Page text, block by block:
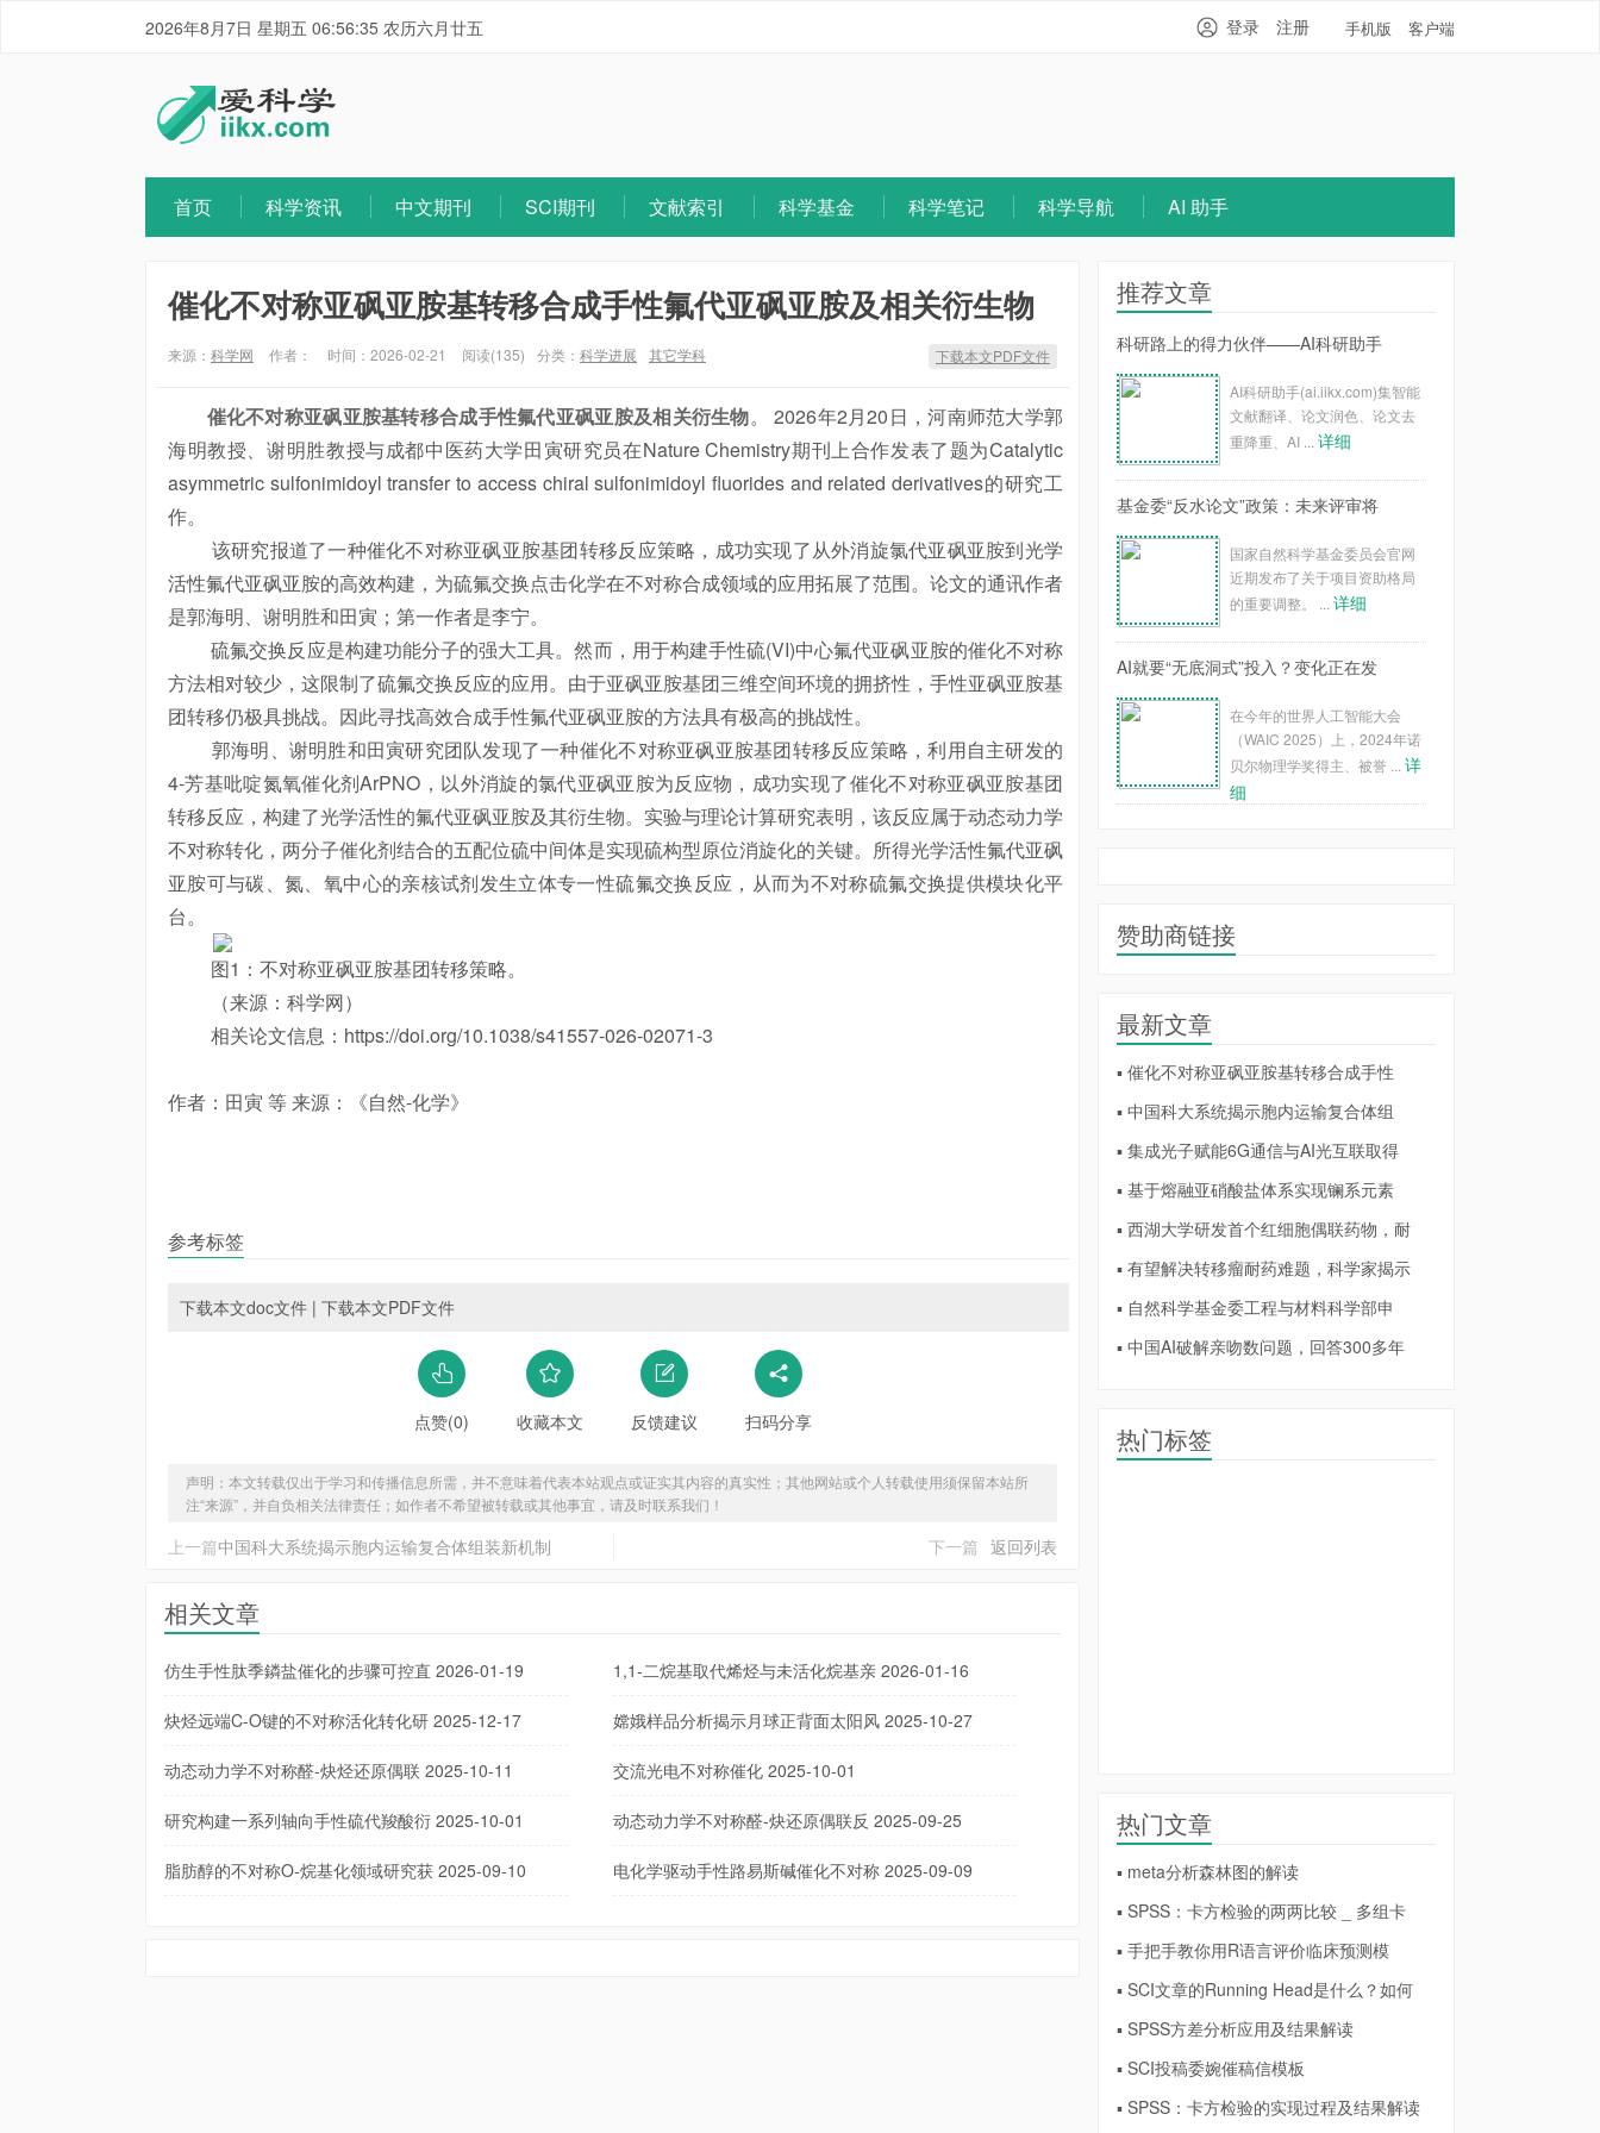
2026年8月7日 星期五 06:56:36 农历六月廿五 手机版 客户端
登录 注册
首页 科学资讯 中文期刊 SCI期刊 文献索引 科学基金 科学笔记 科学导航 AI 助手
催化不对称亚砜亚胺基转移合成手性氟代亚砜亚胺及相关衍生物
来源： 科学网 作者： 时间：2026-02-21 阅读(135) 分类： 科学进展 其它学科 下载本文PDF文件
催化不对称亚砜亚胺基转移合成手性氟代亚砜亚胺及相关衍生物。 2026年2月20日，河南师范大学郭
海明教授、谢明胜教授与成都中医药大学田寅研究员在Nature Chemistry期刊上合作发表了题为Catalytic
asymmetric sulfonimidoyl transfer to access chiral sulfonimidoyl fluorides and related derivatives的研究工
作。
该研究报道了一种催化不对称亚砜亚胺基团转移反应策略，成功实现了从外消旋氯代亚砜亚胺到光学
活性氟代亚砜亚胺的高效构建，为硫氟交换点击化学在不对称合成领域的应用拓展了范围。论文的通讯作者
是郭海明、谢明胜和田寅；第一作者是李宁。
硫氟交换反应是构建功能分子的强大工具。然而，用于构建手性硫(VI)中心氟代亚砜亚胺的催化不对称
方法相对较少，这限制了硫氟交换反应的应用。由于亚砜亚胺基团三维空间环境的拥挤性，手性亚砜亚胺基
团转移仍极具挑战。因此寻找高效合成手性氟代亚砜亚胺的方法具有极高的挑战性。
郭海明、谢明胜和田寅研究团队发现了一种催化不对称亚砜亚胺基团转移反应策略，利用自主研发的
4-芳基吡啶氮氧催化剂ArPNO，以外消旋的氯代亚砜亚胺为反应物，成功实现了催化不对称亚砜亚胺基团
转移反应，构建了光学活性的氟代亚砜亚胺及其衍生物。实验与理论计算研究表明，该反应属于动态动力学
不对称转化，两分子催化剂结合的五配位硫中间体是实现硫构型原位消旋化的关键。所得光学活性氟代亚砜
亚胺可与碳、氮、氧中心的亲核试剂发生立体专一性硫氟交换反应，从而为不对称硫氟交换提供模块化平
台。
图1：不对称亚砜亚胺基团转移策略。
（来源：科学网）
相关论文信息：https://doi.org/10.1038/s41557-026-02071-3
作者：田寅 等 来源：《自然-化学》
参考标签
下载本文doc文件 | 下载本文PDF文件
点赞(0) 收藏本文 反馈建议 扫码分享
声明：本文转载仅出于学习和传播信息所需，并不意味着代表本站观点或证实其内容的真实性；其他网站或个人转载使用须保留本站所
注“来源”，并自负相关法律责任；如作者不希望被转载或其他事宜，请及时联系我们！
上一篇中国科大系统揭示胞内运输复合体组装新机制 下一篇 返回列表
相关文章
仿生手性肽季鏻盐催化的步骤可控直 2026-01-19 1,1-二烷基取代烯烃与未活化烷基亲2026-01-16
炔烃远端C-O键的不对称活化转化研 2025-12-17 嫦娥样品分析揭示月球正背面太阳风2025-10-27
动态动力学不对称醛-炔烃还原偶联 2025-10-11 交流光电不对称催化2025-10-01
研究构建一系列轴向手性硫代羧酸衍 2025-10-01 动态动力学不对称醛-炔还原偶联反 2025-09-25
脂肪醇的不对称O-烷基化领域研究获 2025-09-10 电化学驱动手性路易斯碱催化不对称2025-09-09
推荐文章
科研路上的得力伙伴——AI科研助手
AI科研助手(ai.iikx.com)集智能
文献翻译、论文润色、论文去
重降重、AI ... 详细
基金委“反水论文”政策：未来评审将
国家自然科学基金委员会官网
近期发布了关于项目资助格局
的重要调整。 ... 详细
AI就要“无底洞式”投入？变化正在发
在今年的世界人工智能大会
（WAIC 2025）上，2024年诺
贝尔物理学奖得主、被誉 ... 详
细
赞助商链接
最新文章
▪ 催化不对称亚砜亚胺基转移合成手性
▪ 中国科大系统揭示胞内运输复合体组
▪ 集成光子赋能6G通信与AI光互联取得
▪ 基于熔融亚硝酸盐体系实现镧系元素
▪ 西湖大学研发首个红细胞偶联药物，耐
▪ 有望解决转移瘤耐药难题，科学家揭示
▪ 自然科学基金委工程与材料科学部申
▪ 中国AI破解亲吻数问题，回答300多年
热门标签
热门文章
▪ meta分析森林图的解读
▪ SPSS：卡方检验的两两比较 _ 多组卡
▪ 手把手教你用R语言评价临床预测模
▪ SCI文章的Running Head是什么？如何
▪ SPSS方差分析应用及结果解读
▪ SCI投稿委婉催稿信模板
▪ SPSS：卡方检验的实现过程及结果解读